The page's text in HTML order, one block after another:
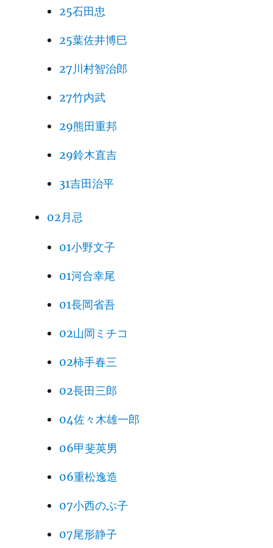
25石田忠
25葉佐井博巳
27川村智治郎
27竹内武
29熊田重邦
29鈴木直吉
31吉田治平
02月忌
01小野文子
01河合幸尾
01長岡省吾
02山岡ミチコ
02柿手春三
02長田三郎
04佐々木雄一郎
06甲斐英男
06重松逸造
07小西のぶ子
07尾形静子